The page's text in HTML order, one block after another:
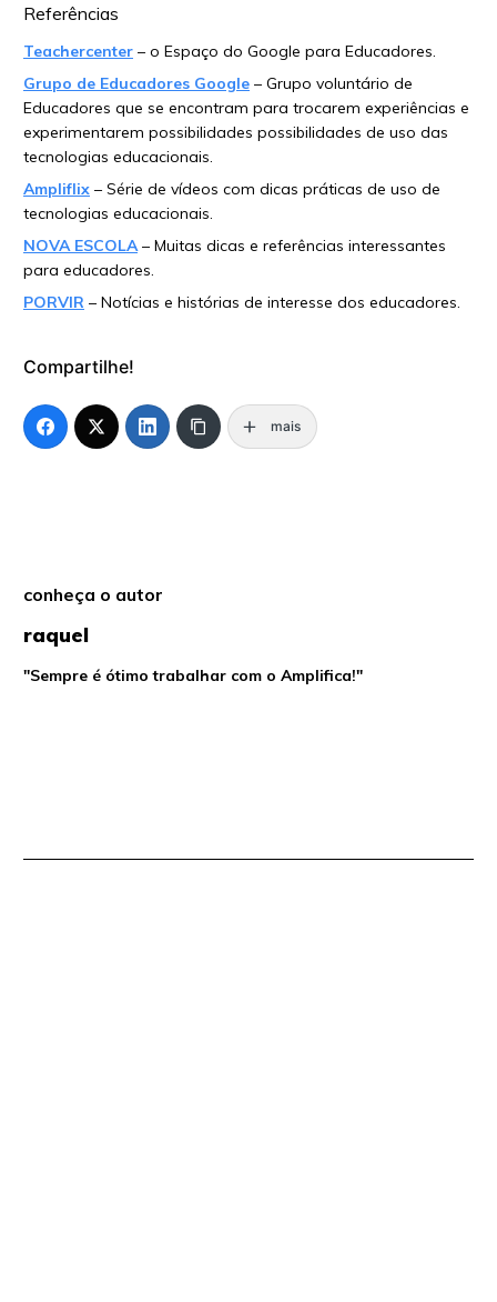
Referências
Teachercenter – o Espaço do Google para Educadores.
Grupo de Educadores Google – Grupo voluntário de
Educadores que se encontram para trocarem experiências e
experimentarem possibilidades possibilidades de uso das
tecnologias educacionais.
Ampliflix – Série de vídeos com dicas práticas de uso de
tecnologias educacionais.
NOVA ESCOLA– Muitas dicas e referências interessantes
para educadores.
PORVIR – Notícias e histórias de interesse dos educadores.
Compartilhe!
mais
conheça o autor
raquel
"Sempre é ótimo trabalhar com o Amplifica!"